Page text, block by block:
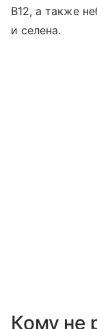
B12, а также
и селена.
Кому не